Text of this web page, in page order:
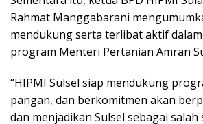
Rahmat Manggabarani
mendukung serta terlibat aktif
program Menteri Pertanian Amran
“HIPMI Sulsel siap mendukung
pangan, dan berkomitmen akan
dan menjadikan Sulsel sebagai